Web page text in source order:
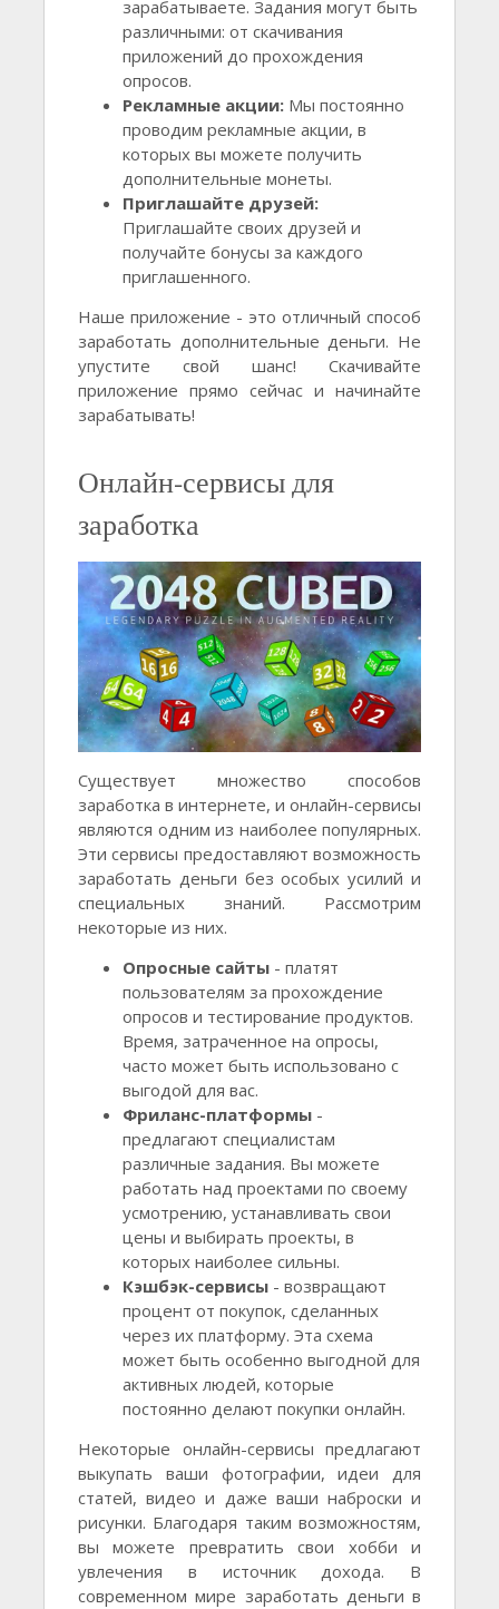
зарабатываете. Задания могут быть
различными: от скачивания
приложений до прохождения
опросов.
Рекламные акции: Мы постоянно
проводим рекламные акции, в
которых вы можете получить
дополнительные монеты.
Приглашайте друзей:
Приглашайте своих друзей и
получайте бонусы за каждого
приглашенного.
Наше приложение - это отличный способ
заработать дополнительные деньги. Не
упустите свой шанс! Скачивайте
приложение прямо сейчас и начинайте
зарабатывать!
Онлайн-сервисы для
заработка
Существует множество способов
заработка в интернете, и онлайн-сервисы
являются одним из наиболее популярных.
Эти сервисы предоставляют возможность
заработать деньги без особых усилий и
специальных знаний. Рассмотрим
некоторые из них.
Опросные сайты - платят
пользователям за прохождение
опросов и тестирование продуктов.
Время, затраченное на опросы,
часто может быть использовано с
выгодой для вас.
Фриланс-платформы -
предлагают специалистам
различные задания. Вы можете
работать над проектами по своему
усмотрению, устанавливать свои
цены и выбирать проекты, в
которых наиболее сильны.
Кэшбэк-сервисы - возвращают
процент от покупок, сделанных
через их платформу. Эта схема
может быть особенно выгодной для
активных людей, которые
постоянно делают покупки онлайн.
Некоторые онлайн-сервисы предлагают
выкупать ваши фотографии, идеи для
статей, видео и даже ваши наброски и
рисунки. Благодаря таким возможностям,
вы можете превратить свои хобби и
увлечения в источник дохода. В
современном мире заработать деньги в